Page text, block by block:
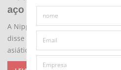
aço da Ásia
A Nippon Steel, quarta maior
disse que espera que a atual
asiático seja de curto prazo e que